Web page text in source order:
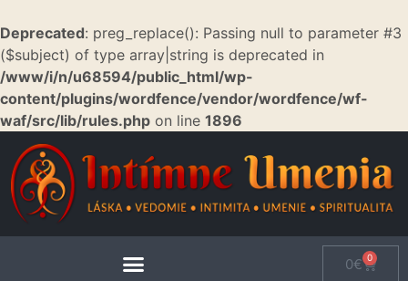
Deprecated: preg_replace(): Passing null to parameter #3
($subject) of type array|string is deprecated in
/www/i/n/u68594/public_html/wp-
content/plugins/wordfence/vendor/wordfence/wf-
waf/src/lib/rules.php on line 1896
0€ 0